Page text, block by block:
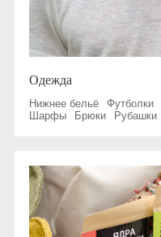
Одежда
Нижнее бельё Футболки
Шарфы
Брюки Рубашки